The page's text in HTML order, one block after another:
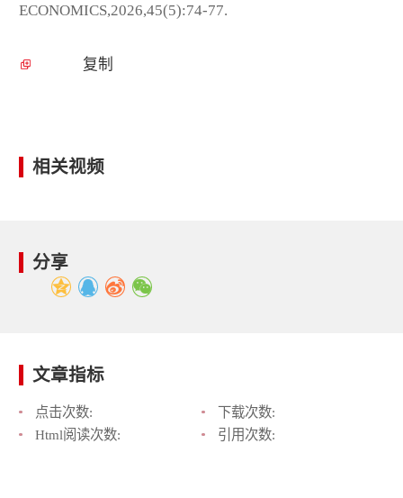
ECONOMICS,2026,45(5):74-77.
复制
相关视频
分享
文章指标
点击次数:
下载次数:
Html阅读次数:
引用次数: